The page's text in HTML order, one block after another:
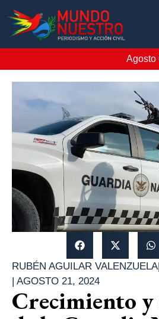
Agosto
RUBÉN AGUILAR VALENZUELA|
| AGOSTO 21, 2024
Crecimiento y